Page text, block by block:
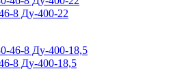
8 Ду-400-22
8 Ду-400-18,5